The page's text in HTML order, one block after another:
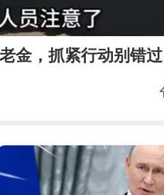
金，抓紧行动别错过